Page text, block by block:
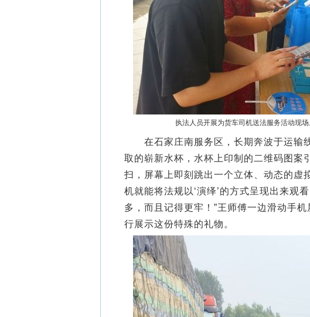
执法人员开展为货车司机送法服务活动现
在石家庄南服务区，长期奔波于运输
取的崭新水杯，水杯上印制的二维码图案
扫，屏幕上即刻跳出一个立体、动态的虚
机就能将法规以‘演绎’的方式呈现出来观
多，而且记得更牢！”王师傅一边滑动手
行展示这份特殊的礼物。